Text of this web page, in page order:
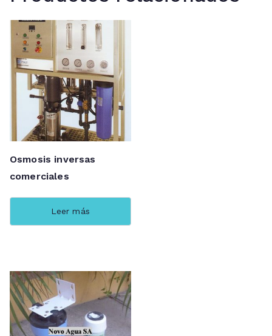
Osmosis inversas
comerciales
Leer más